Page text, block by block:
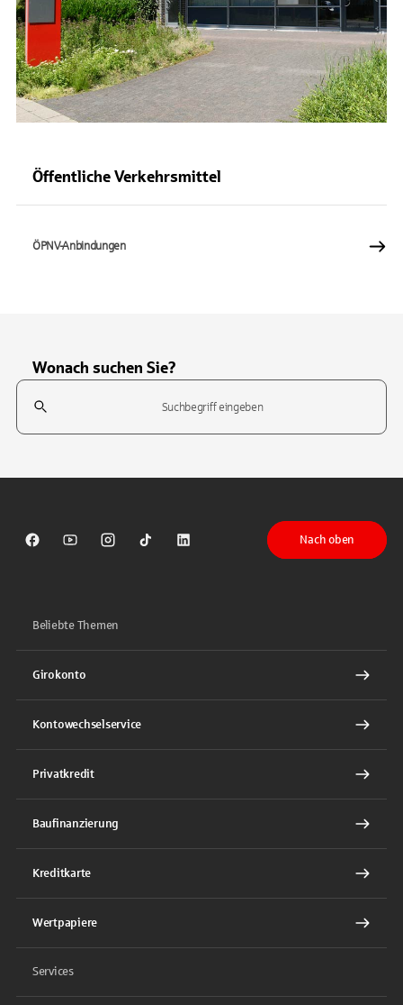
Öffentliche Verkehrsmittel
ÖPNV-Anbindungen
Wonach suchen Sie?
Suchfeld
Sparkasse auf Facebook
Sparkasse auf Youtube
Sparkasse auf Instagram
Sparkasse auf TikTok
Sparkasse auf LinkedIn
Nach oben
Beliebte Themen
Girokonto
Kontowechselservice
Privatkredit
Baufinanzierung
Kreditkarte
Wertpapiere
Services